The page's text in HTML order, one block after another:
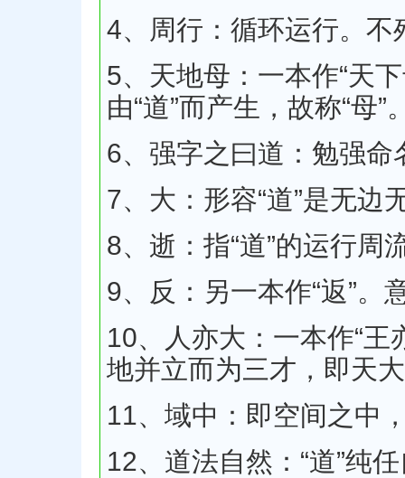
4、周行：循环运行。不
5、天地母：一本作“天
由“道”而产生，故称“母”
6、强字之曰道：勉强命
7、大：形容“道”是无边
8、逝：指“道”的运行周
9、反：另一本作“返”。
10、人亦大：一本作“王
地并立而为三才，即天
11、域中：即空间之中
12、道法自然：“道”纯